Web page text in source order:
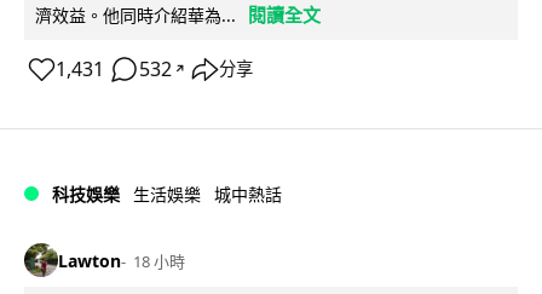
濟效益。他同時介紹華為...
閱讀全文
1,431 532 ↗ 分享
科技娛樂 生活娛樂 城中熱話
Lawton 18 小時